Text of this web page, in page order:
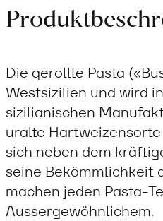
Die gerollte Pasta
Westsizilien und wird
sizilianischen
uralte
sich neben dem
seine Bekömmlichkeit
machen jeden Pasta-
Aussergewöhnlichem.